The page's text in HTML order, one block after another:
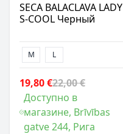
SECA BALACLAVA LADY
S-COOL Черный
M L
19,80 €22,00 €
Доступно в
магазине, Brīvības
gatve 244, Рига